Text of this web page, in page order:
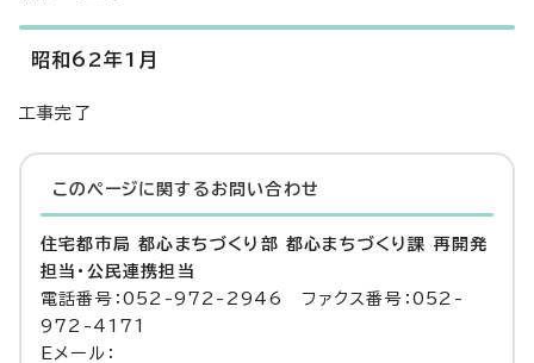
昭和62年1月
工事完了
このページに関する お問い合わせ
住宅都市局 都心まちづくり部 都心まちづくり課 再開発
担当・公民連携担当
電話番号：052-972-2946 ファクス番号：052-
972-4171
Eメール：